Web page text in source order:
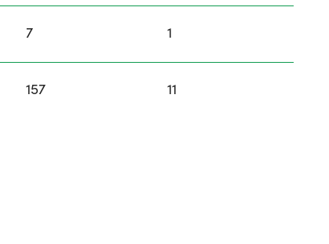
7 1
157 11